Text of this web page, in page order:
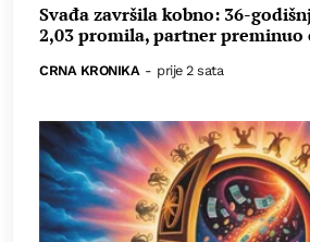
Svađa završila kobno: 36-
2,03 promila, partner preminuo
CRNA KRONIKA - prije 2 sata